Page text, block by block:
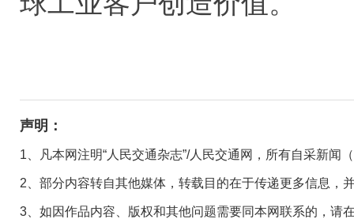
声明：
1、凡本网注明“人民交通杂志”/人民交通网，所有自采新
2、部分内容转自其他媒体，转载目的在于传递更多信息，
3、如因作品内容、版权和其他问题需要同本网联系的，请